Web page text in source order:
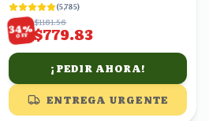
(5,785)
34%
OFF
$1181.56
$779.83
¡PEDIR AHORA!
ENTREGA URGENTE